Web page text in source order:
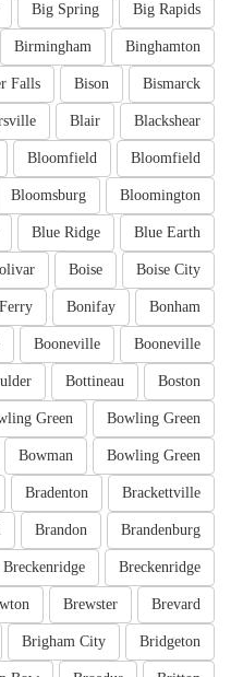
Big Rapids
Big Spring
Binghamton
Birmingham
Bismarck
Bison
Falls
Blackshear
Blair
Bloomfield
Bloomfield
Bloomington
Bloomsburg
Blue Earth
Blue Ridge
Boise City
Boise
Bonham
Bonifay
Booneville
Booneville
Boston
Bottineau
Bowling Green
Green
Bowling Green
Bowman
Brackettville
Bradenton
Brandenburg
Brandon
Breckenridge
Breckenridge
Brevard
Brewster
Bridgeton
Brigham City